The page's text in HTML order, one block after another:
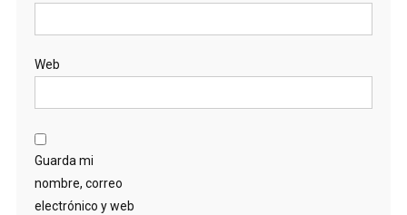
Web
Guarda mi
nombre, correo
electrónico y web